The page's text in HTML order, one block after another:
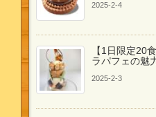
2025-2-4
【1日限定20
ラパフェの魅
2025-2-3